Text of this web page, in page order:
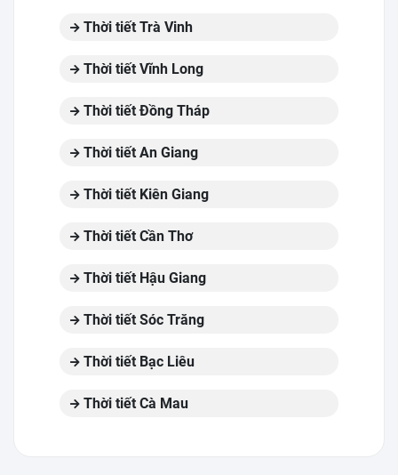
Thời tiết Trà Vinh
Thời tiết Vĩnh Long
Thời tiết Đồng Tháp
Thời tiết An Giang
Thời tiết Kiên Giang
Thời tiết Cần Thơ
Thời tiết Hậu Giang
Thời tiết Sóc Trăng
Thời tiết Bạc Liêu
Thời tiết Cà Mau